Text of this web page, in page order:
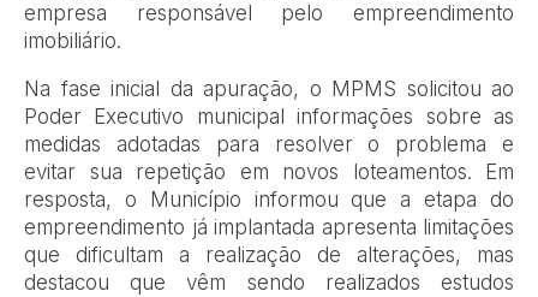
empresa responsável pelo empreendimento
imobiliário.
Na fase inicial da apuração, o MPMS solicitou ao
Poder Executivo municipal informações sobre as
medidas adotadas para resolver o problema e
evitar sua repetição em novos loteamentos. Em
resposta, o Município informou que a etapa do
empreendimento já implantada apresenta limitações
que dificultam a realização de alterações, mas
destacou que vêm sendo realizados estudos